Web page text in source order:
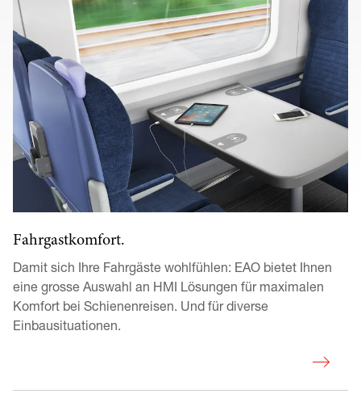
Fahrgastkomfort.
Damit sich Ihre Fahrgäste wohlfühlen: EAO bietet Ihnen
eine grosse Auswahl an HMI Lösungen für maximalen
Komfort bei Schienenreisen. Und für diverse
Einbausituationen.